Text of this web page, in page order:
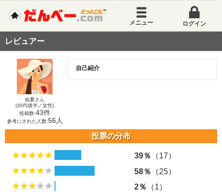
メニュー ログイン
レビュアー
由夏さん
(30代後半／女性)
投稿数:43件
参考にされた人数:56人
自己紹介
投票の分布
39％
（17）
58％
（25）
2％
（1）